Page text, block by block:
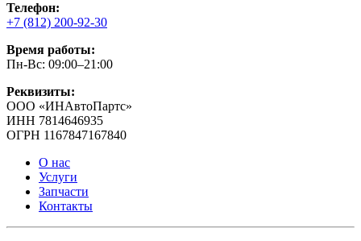
Телефон:
+7 (812) 200-92-30
Время работы:
Пн-Вс: 09:00–21:00
Реквизиты:
ООО «ИНАвтоПартс»
ИНН 7814646935
ОГРН 1167847167840
О нас
Услуги
Запчасти
Контакты